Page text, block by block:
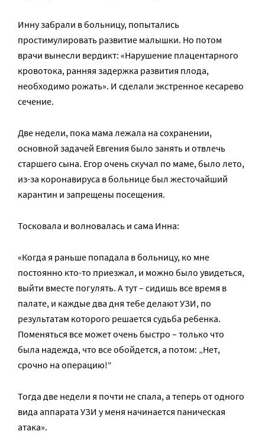
Инну забрали в больницу, попытались
простимулировать развитие малышки. Но потом
врачи вынесли вердикт: «Нарушение плацентарного
кровотока, ранняя задержка развития плода,
необходимо рожать». И сделали экстренное кесарево
сечение.
Две недели, пока мама лежала на сохранении,
основной задачей Евгения было занять и отвлечь
старшего сына. Егор очень скучал по маме, было лето,
из-за коронавируса в больнице был жесточайший
карантин и запрещены посещения.
Тосковала и волновалась и сама Инна:
«Когда я раньше попадала в больницу, ко мне
постоянно кто-то приезжал, и можно было увидеться,
выйти вместе погулять. А тут – сидишь все время в
палате, и каждые два дня тебе делают УЗИ, по
результатам которого решается судьба ребенка.
Поменяться все может очень быстро – только что
была надежда, что все обойдется, а потом: „Нет,
срочно на операцию!“
Тогда две недели я почти не спала, а теперь от одного
вида аппарата УЗИ у меня начинается паническая
атака».